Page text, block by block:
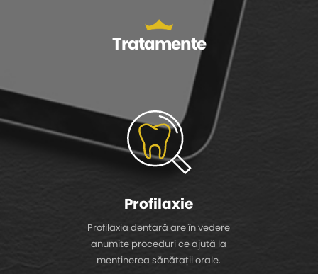
Tratamente
Profilaxie
Profilaxia dentară are în vedere
anumite proceduri ce ajută la
menținerea sănătații orale.